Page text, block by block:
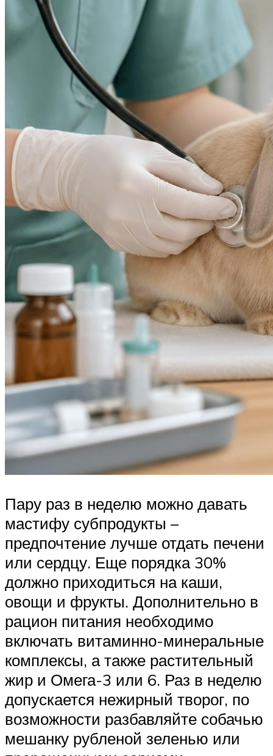
Пару раз в неделю можно давать
мастифу субпродукты –
предпочтение лучше отдать печени
или сердцу. Еще порядка 30%
должно приходиться на каши,
овощи и фрукты. Дополнительно в
рацион питания необходимо
включать витаминно-минеральные
комплексы, а также растительный
жир и Омега-3 или 6. Раз в неделю
допускается нежирный творог, по
возможности разбавляйте собачью
мешанку рубленой зеленью или